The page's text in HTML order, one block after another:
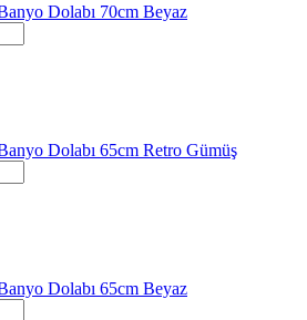
Dolabı 70cm Beyaz
Dolabı 65cm Retro Gümüş
Dolabı 65cm Beyaz